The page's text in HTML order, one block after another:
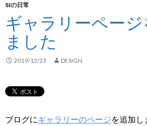
ン
ツ
へ
ス
キ
ッ
SIの日常
ギャラリーページ
ました
2019/12/23 DESIGN
ブログにギャラリーのページを追加し